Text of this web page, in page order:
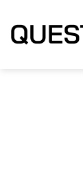
content